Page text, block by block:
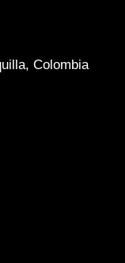
Colombia